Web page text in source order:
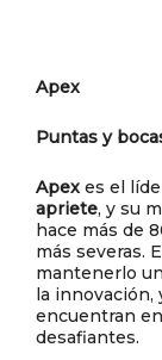
Apex
Puntas y
Apex es el
apriete, y su
hace más de
más severas.
mantenerlo
la
encuentran
desafiantes.